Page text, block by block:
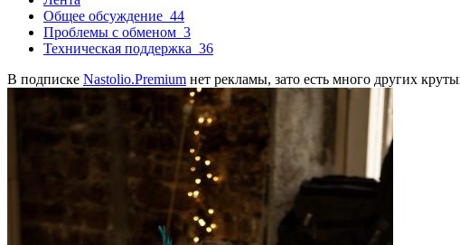
Общее обсуждение 44
Проблемы с обменом 3
Техническая поддержка 36
В подписке Nastolio.Premium нет рекламы, зато есть много других